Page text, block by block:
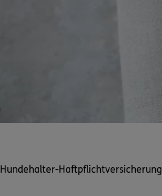
Hundehalter-Haftpflichtversicherung